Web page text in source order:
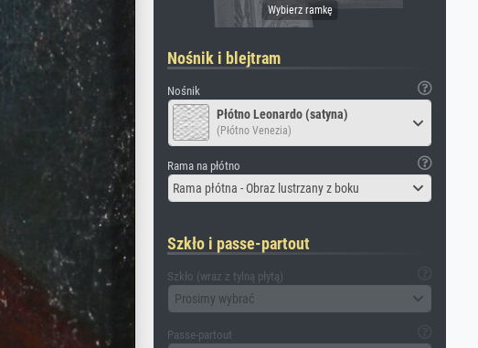
Nośnik i blejtram
Nośnik
Płótno Leonardo (satyna)
(Płótno Venezia)
Rama na płótno
Rama płótna - Obraz lustrzany z boku
Szkło i passe-partout
Szkło (wraz z tylną płytą)
Prosimy wybrać
Passe-partout